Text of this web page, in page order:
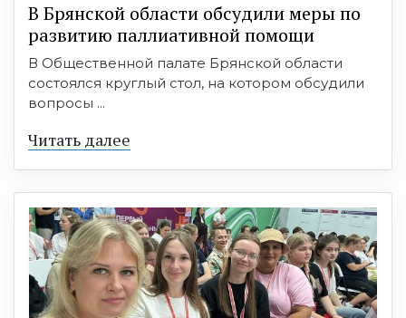
В Брянской области обсудили меры по
развитию паллиативной помощи
В Общественной палате Брянской области
состоялся круглый стол, на котором обсудили
вопросы ...
Читать далее